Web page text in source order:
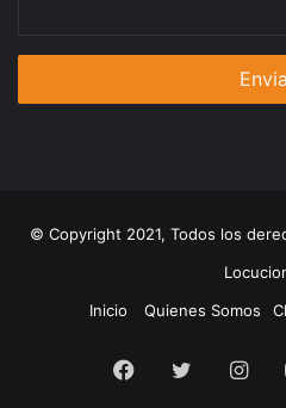
© Copyright 2021, Todos los
Inicio
Quienes Somos
Facebook
Twitter